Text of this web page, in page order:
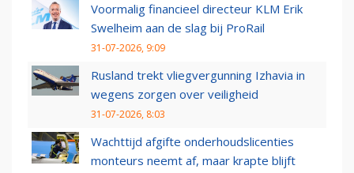
Voormalig financieel directeur KLM Erik
Swelheim aan de slag bij ProRail
31-07-2026, 9:09
Rusland trekt vliegvergunning Izhavia in
wegens zorgen over veiligheid
31-07-2026, 8:03
Wachttijd afgifte onderhoudslicenties
monteurs neemt af, maar krapte blijft